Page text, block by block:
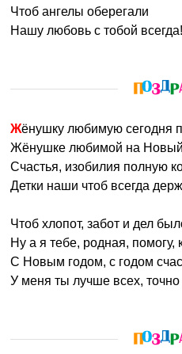
Чтоб ангелы оберегали
Нашу любовь с тобой всегда!
Жёнушку любимую сегодня
Жёнушке любимой на
Счастья, изобилия полную
Детки наши чтоб всегда
Чтоб хлопот, забот и дел
Ну а я тебе, родная, помогу,
С Новым годом, с годом
У меня ты лучше всех, точно